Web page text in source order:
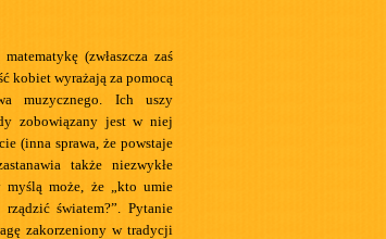
(zwłaszcza zaś
kobiet wyrażają za pomocą
muzycznego. Ich uszy
zobowiązany jest w niej
(inna sprawa, że powstaje
także niezwykłe
myślą może, że „kto umie
światem?”. Pytanie
zakorzeniony w tradycji